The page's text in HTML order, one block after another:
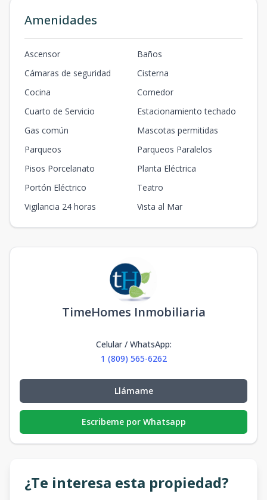
Amenidades
Ascensor
Baños
Cámaras de seguridad
Cisterna
Cocina
Comedor
Cuarto de Servicio
Estacionamiento techado
Gas común
Mascotas permitidas
Parqueos
Parqueos Paralelos
Pisos Porcelanato
Planta Eléctrica
Portón Eléctrico
Teatro
Vigilancia 24 horas
Vista al Mar
TimeHomes Inmobiliaria
Celular / WhatsApp:
1 (809) 565-6262
Llámame
Escribeme por Whatsapp
¿Te interesa esta propiedad?